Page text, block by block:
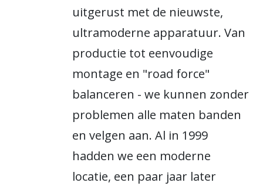
uitgerust met de nieuwste,
ultramoderne apparatuur. Van
productie tot eenvoudige
montage en "road force"
balanceren - we kunnen zonder
problemen alle maten banden
en velgen aan. Al in 1999
hadden we een moderne
locatie, een paar jaar later